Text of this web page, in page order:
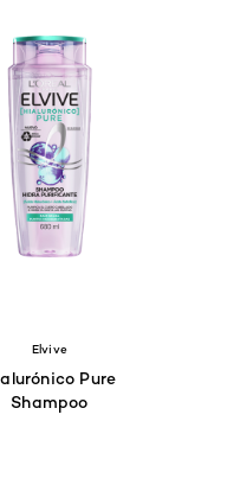
Elvive
Pure
Shampoo